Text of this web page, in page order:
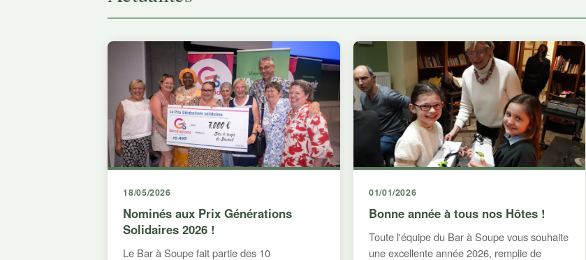
18/05/2026
Nominés aux Prix Générations
Solidaires 2026 !
Le Bar à Soupe fait partie des 10
01/01/2026
Bonne année à tous nos Hôtes !
Toute l'équipe du Bar à Soupe vous souhaite
une excellente année 2026, remplie de